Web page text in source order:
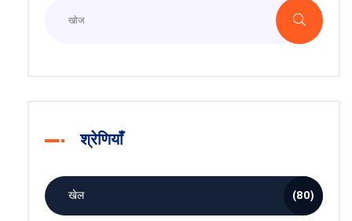
श्रेणियाँ
खेल (80)